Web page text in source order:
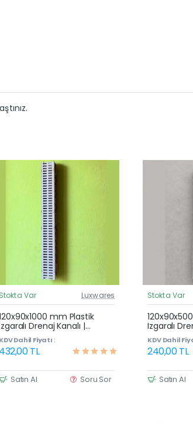
Güncel Fiyat
Çok Satan
Stokta Var Luxwares
mm Plastik
Drenaj Kanalı |
Yağmur Suyu ve Havuz
Kenarı Oluğu
KDV Dahil Fiyatı :
432,00 TL
Satın Al Soru Sor
Stokta Var
Izgaralı
Yağmur
Kenarı
KDV Dahil
240,00 TL
Satın Al